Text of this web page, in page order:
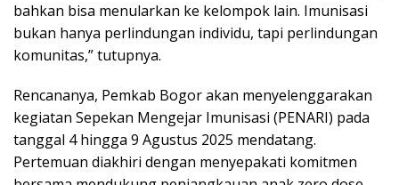
bahkan bisa menularkan ke kelompok lain. Imunisasi
bukan hanya perlindungan individu, tapi perlindungan
komunitas,” tutupnya.
Rencananya, Pemkab Bogor akan menyelenggarakan
kegiatan Sepekan Mengejar Imunisasi (PENARI) pada
tanggal 4 hingga 9 Agustus 2025 mendatang.
Pertemuan diakhiri dengan menyepakati komitmen